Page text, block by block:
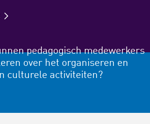
pedagogisch medewerkers
over het organiseren en
culturele activiteiten?